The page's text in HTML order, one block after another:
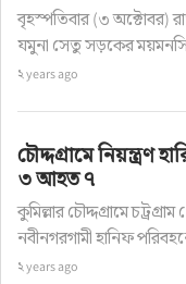
বৃহস্পতিবার (৩ অক্টোবর)
যমুনা সেতু সড়কের
২ years ago
চৌদ্দগ্রামে নিয়ন্ত্রণ
৩ আহত ৭
কুমিল্লার চৌদ্দগ্রামে চট্রগ্রাম
নবীনগরগামী হানিফ
২ years ago